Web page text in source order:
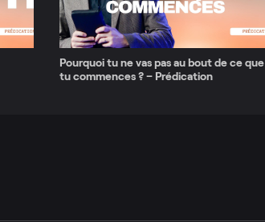
Pourquoi tu ne vas pas au bout de ce que
tu commences ? – Prédication